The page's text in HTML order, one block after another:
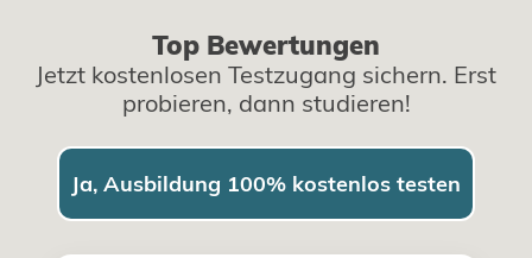
Top Bewertungen
Jetzt kostenlosen Testzugang sichern. Erst
probieren, dann studieren!
Ja, Ausbildung 100% kostenlos testen